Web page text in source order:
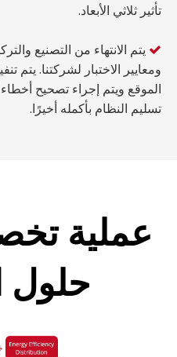
تأثير ثلاثي الأبعاد.
 يتم الانتهاء من التصنيع
ومعايير الاختبار لشركتنا. يتم
تسليم النظام بأكمله أخيرًا.
عملية
حلول